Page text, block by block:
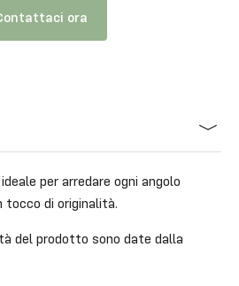
ora
per arredare ogni angolo
tocco di originalità.
del prodotto sono date dalla